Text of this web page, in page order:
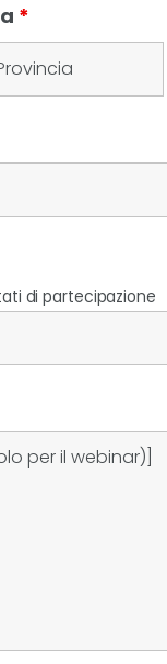
*
di partecipazione